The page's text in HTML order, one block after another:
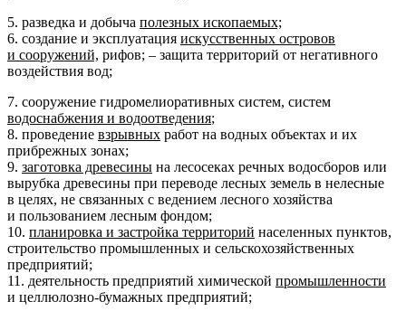
5. разведка и добыча полезных ископаемых;
6. создание и эксплуатация искусственных островов
и сооружений, рифов; – защита территорий от негативного
воздействия вод;
7. сооружение гидромелиоративных систем, систем
водоснабжения и водоотведения;
8. проведение взрывных работ на водных объектах и их
прибрежных зонах;
9. заготовка древесины на лесосеках речных водосборов или
вырубка древесины при переводе лесных земель в нелесные
в целях, не связанных с ведением лесного хозяйства
и пользованием лесным фондом;
10. планировка и застройка территорий населенных пунктов,
строительство промышленных и сельскохозяйственных
предприятий;
11. деятельность предприятий химической промышленности
и целлюлозно-бумажных предприятий;